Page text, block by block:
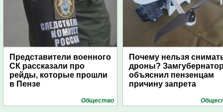
Представители военного
СК рассказали про
рейды, которые прошли
в Пензе
Общество
Почему нельзя
дроны?
объяснил пензенцам
причину запрета